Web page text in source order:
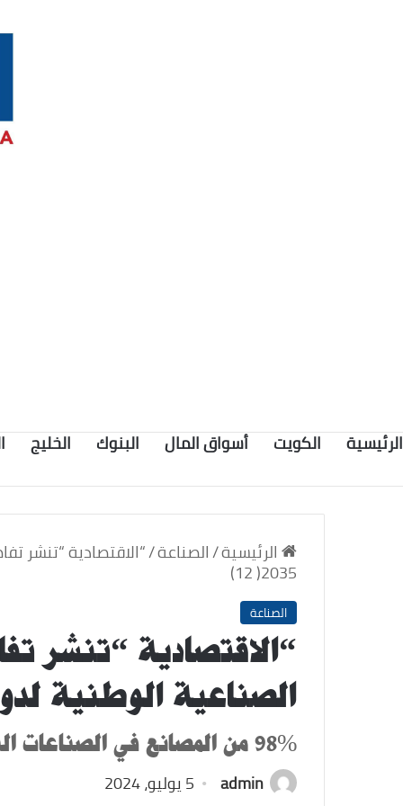
الرئيسية الكويت أسواق المال البنوك الخليج
الرئيسية/الصناعة/“الاقتصادية “تنشر
2035( 12)
الصناعة
“الاقتصادية “تنشر
الصناعية الوطنية لدولة
98% من المصانع في الصناعات البلاستيكية للقطاع الخاص
admin 5 يوليو، 2024